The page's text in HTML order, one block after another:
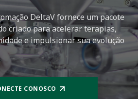
DeltaV fornece um pacote
criado para acelerar terapias,
e impulsionar sua evolução
CONOSCO